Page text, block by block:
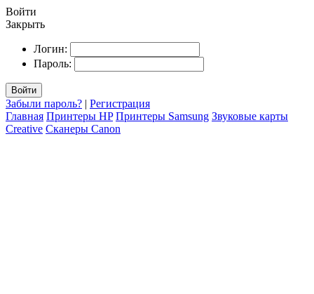
Войти
Закрыть
Логин:
Пароль:
Войти
Забыли пароль? | Регистрация
Главная Принтеры HP Принтеры Samsung Звуковые карты
Creative Сканеры Canon